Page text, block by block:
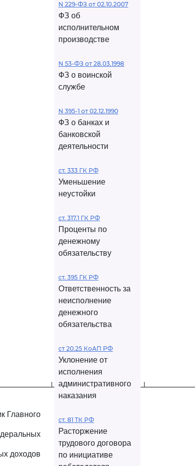
Главного
доходов
N 229-ФЗ от 02.10.2007
ФЗ об
исполнительном
производстве
N 53-ФЗ от 28.03.1998
ФЗ о воинской
службе
N 395-1 от 02.12.1990
ФЗ о банках и
банковской
деятельности
ст. 333 ГК РФ
Уменьшение
неустойки
ст. 317.1 ГК РФ
Проценты по
денежному
обязательству
ст. 395 ГК РФ
Ответственность за
неисполнение
денежного
обязательства
ст 20.25 КоАП РФ
Уклонение от
исполнения
административного
наказания
ст. 81 ТК РФ
Расторжение
трудового договора
по инициативе